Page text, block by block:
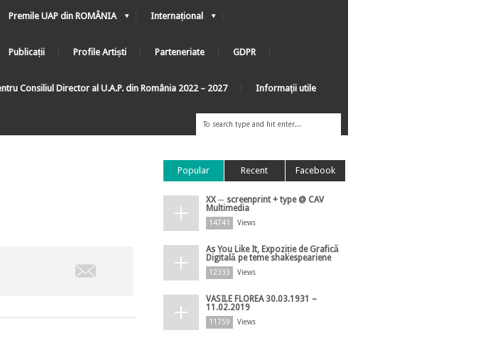
Premile UAP din ROMÂNIA Internațional
Publicații Profile Artiști Parteneriate GDPR
Consiliul Director al U.A.P. din România 2022 – 2027 Informaţii utile
Popular Recent Facebook
XX ─ screenprint + type @ CAV
Multimedia
14741 Views
As You Like It, Expoziție de Grafică
Digitală pe teme shakespeariene
12333 Views
VASILE FLOREA 30.03.1931 –
11.02.2019
11759 Views